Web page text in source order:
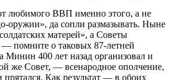
любимого ВВП именно этого, а не
оружии», да сопли размазывать. Ныне
матерей», а Советы
— помните о таковых 87-летней
Минин 400 лет назад организовал и
же Совет, — всенародное ополчение,
Как результат — в обоих